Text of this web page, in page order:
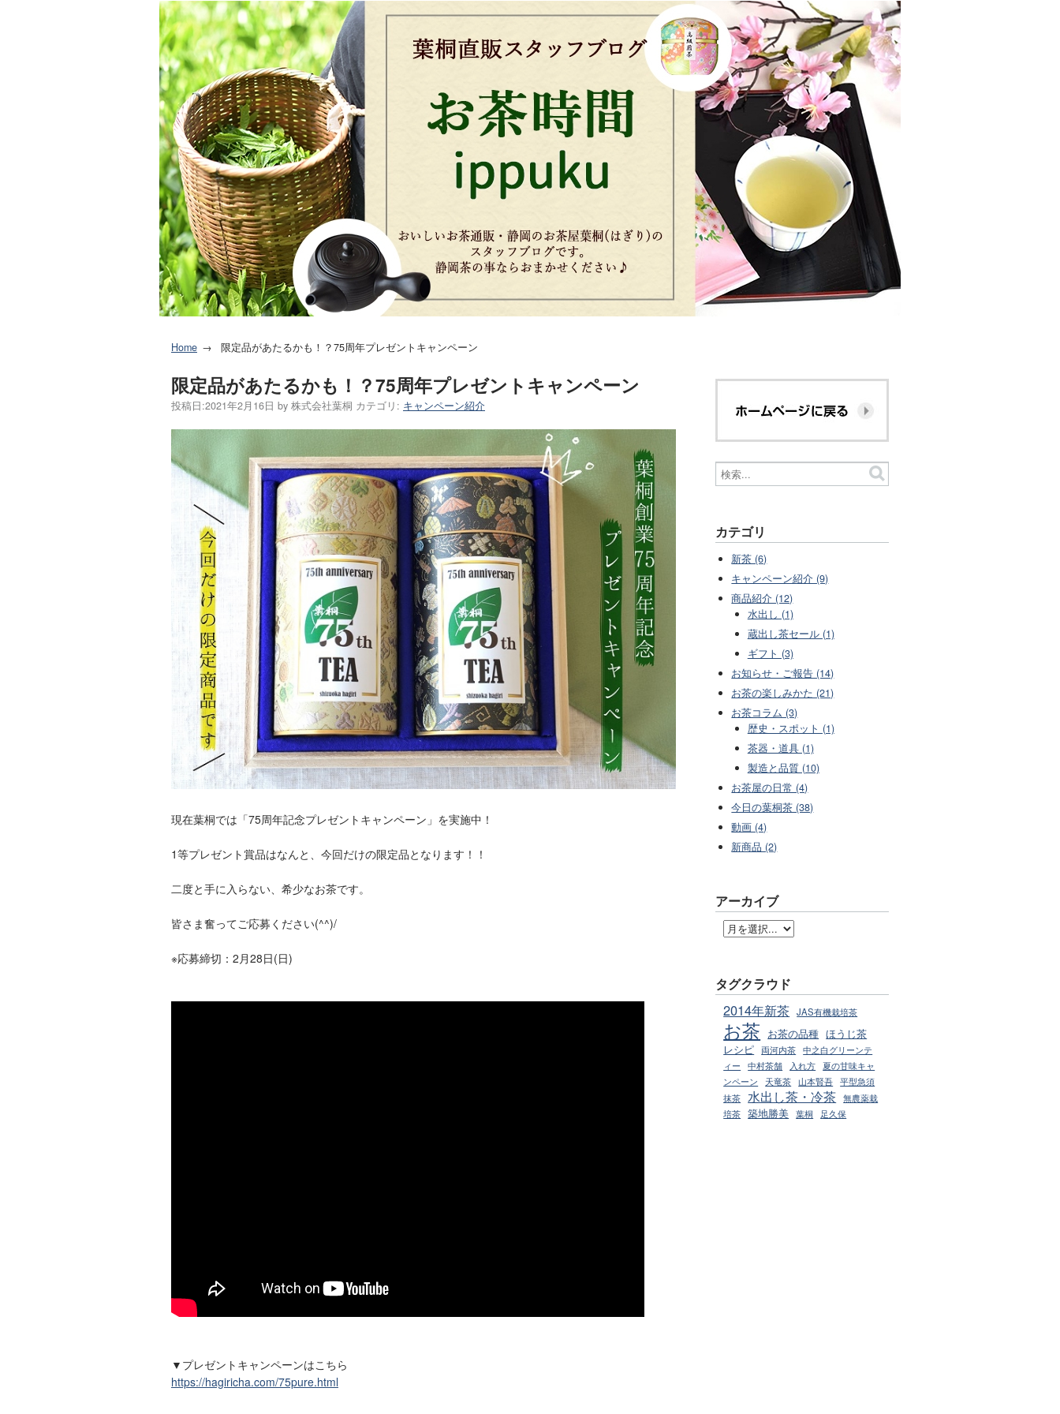
Home 限定品があたるかも！？75周年プレゼントキャンペーン
限定品があたるかも！？75周年プレゼントキャンペーン
投稿日:2021年2月16日 by 株式会社葉桐 カテゴリ: キャンペーン紹介
現在葉桐では「75周年記念プレゼントキャンペーン」を実施中！
1等プレゼント賞品はなんと、今回だけの限定品となります！！
二度と手に入らない、希少なお茶です。
皆さま奮ってご応募ください(^^)/
※応募締切：2月28日(日)
▼プレゼントキャンペーンはこちら
https://hagiricha.com/75pure.html
カテゴリ
新茶 (6)
キャンペーン紹介 (9)
商品紹介 (12)
水出し (1)
蔵出し茶セール (1)
ギフト (3)
お知らせ・ご報告 (14)
お茶の楽しみかた (21)
お茶コラム (3)
歴史・スポット (1)
茶器・道具 (1)
製造と品質 (10)
お茶屋の日常 (4)
今日の葉桐茶 (38)
動画 (4)
新商品 (2)
アーカイブ
タグクラウド
2014年新茶 JAS有機栽培茶
お茶 お茶の品種 ほうじ茶
レシピ 両河内茶 中之白グリーンテ
ィー
中村茶舗 入れ方 夏の甘味キャ
ンペーン
天竜茶 山本賢吾 平型急須
抹茶 水出し茶・冷茶 無農薬栽
培茶 築地勝美 葉桐 足久保